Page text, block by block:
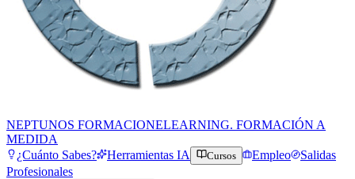
NEPTUNOS FORMACIONELEARNING. FORMACIÓN A
MEDIDA
¿Cuánto Sabes?
Herramientas IA Cursos Empleo
Salidas
Profesionales